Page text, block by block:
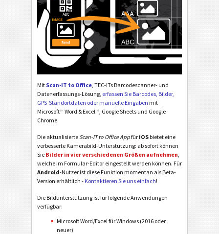
Mit Scan-IT to Office , TEC-ITs Barcodescanner- und
Datenerfassungs-Lösung, erfassen Sie Barcodes, Bilder,
GPS-Standortdaten oder manuelle Eingaben mit
Microsoft™ Word & Excel™ , Google Sheets und Google
Chrome.
Die aktualisierte Scan-IT to Office Appfür iOS bietet eine
verbesserte Kamerabild-Unterstützung: ab sofort können
Sie Bilder in vier verschiedenen Größen aufnehmen
welche im Formular-Editor eingestellt werden können. Für
Android-Nutzer ist diese Funktion momentan als Beta-
Version erhältlich - Kontaktieren Sie uns einfach!
Die Bildunterstützung ist für folgende Anwendungen
verfügbar:
Microsoft Word/Excel für Windows (2016 oder
neuer)